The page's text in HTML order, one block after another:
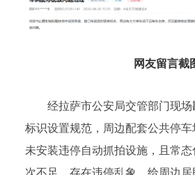
网友留言截
经拉萨市公安局交管部门现
标识设置规范，周边配套公共停车
未安装违停自动抓拍设施，且常
次不足，存在违停乱象，给周边